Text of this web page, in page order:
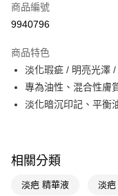
LINE Pay
街口支付
悠遊付
Google Pay
相關說明
【關於「AFTEE先享後付」
AFTEE先享後付是「在收
即享券
商品編號
9940796
商品特色
淡化瑕疵 / 明亮光澤
專為油性、混合性膚
淡化暗沉印記、平衡
相關分類
淡疤 精華液 淡疤